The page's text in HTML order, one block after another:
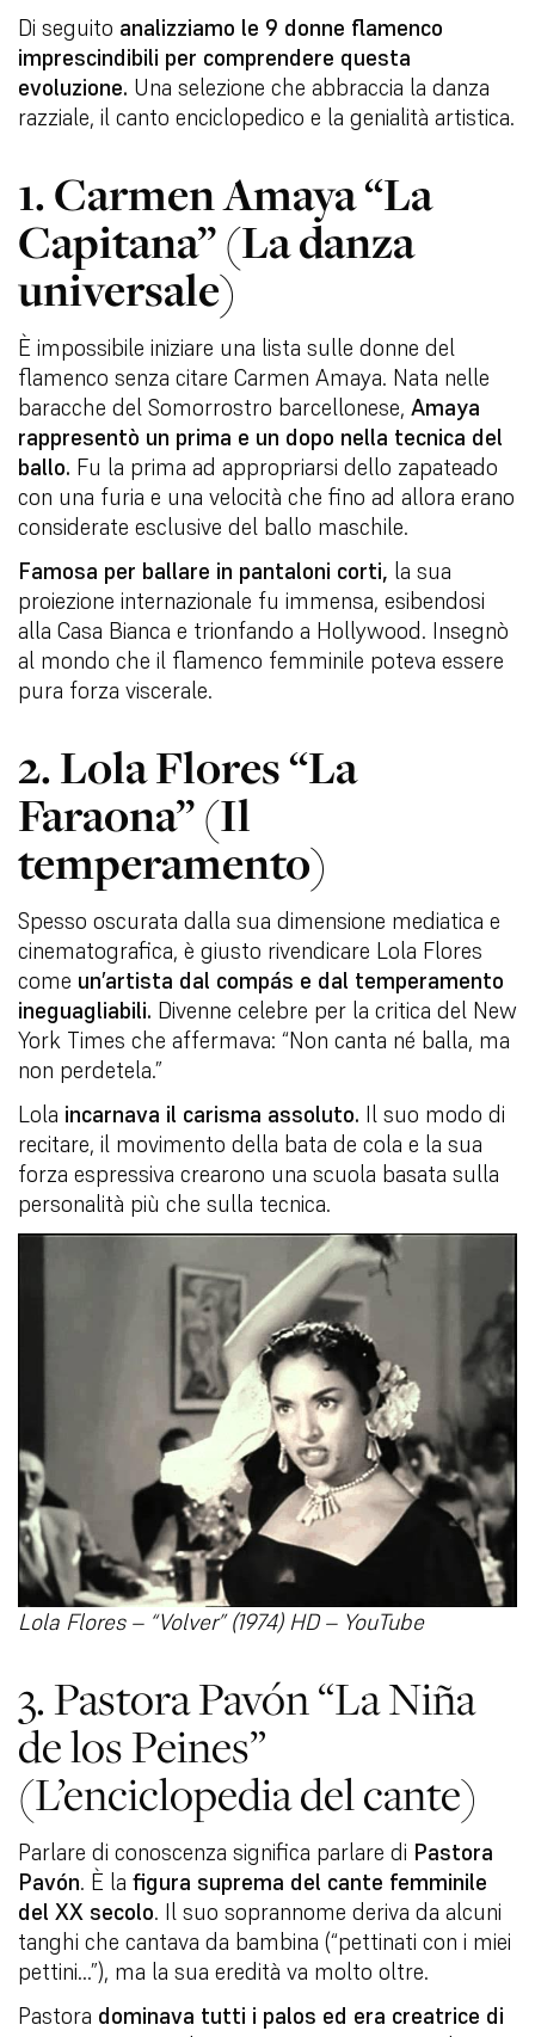
Di seguito analizziamo le 9 donne flamenco
imprescindibili per comprendere questa
evoluzione. Una selezione che abbraccia la danza
razziale, il canto enciclopedico e la genialità artistica.
1. Carmen Amaya “La
Capitana” (La danza
universale)
È impossibile iniziare una lista sulle donne del
flamenco senza citare Carmen Amaya. Nata nelle
baracche del Somorrostro barcellonese, Amaya
rappresentò un prima e un dopo nella tecnica del
ballo. Fu la prima ad appropriarsi dello zapateado
con una furia e una velocità che fino ad allora erano
considerate esclusive del ballo maschile.
Famosa per ballare in pantaloni corti, la sua
proiezione internazionale fu immensa, esibendosi
alla Casa Bianca e trionfando a Hollywood. Insegnò
al mondo che il flamenco femminile poteva essere
pura forza viscerale.
2. Lola Flores “La
Faraona” (Il
temperamento)
Spesso oscurata dalla sua dimensione mediatica e
cinematografica, è giusto rivendicare Lola Flores
come un’artista dal compás e dal temperamento
ineguagliabili. Divenne celebre per la critica del New
York Times che affermava: “Non canta né balla, ma
non perdetela.”
Lola incarnava il carisma assoluto. Il suo modo di
recitare, il movimento della bata de cola e la sua
forza espressiva crearono una scuola basata sulla
personalità più che sulla tecnica.
Lola Flores – “Volver” (1974) HD – YouTube
3. Pastora Pavón “La Niña
de los Peines”
(L’enciclopedia del cante)
Parlare di conoscenza significa parlare di Pastora
Pavón. È la figura suprema del cante femminile
del XX secolo. Il suo soprannome deriva da alcuni
tanghi che cantava da bambina (“pettinati con i miei
pettini…”), ma la sua eredità va molto oltre.
Pastora dominava tutti i palos ed era creatrice di